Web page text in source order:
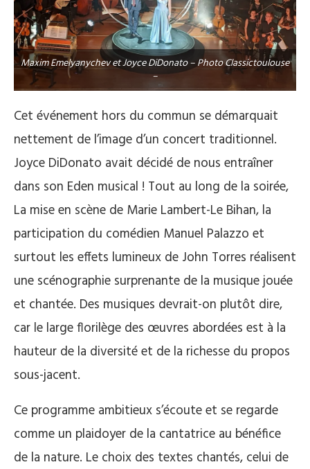
Maxim Emelyanychev et Joyce DiDonato – Photo Classictoulouse
–
Cet événement hors du commun se démarquait
nettement de l’image d’un concert traditionnel.
Joyce DiDonato avait décidé de nous entraîner
dans son Eden musical ! Tout au long de la soirée,
La mise en scène de Marie Lambert-Le Bihan, la
participation du comédien Manuel Palazzo et
surtout les effets lumineux de John Torres réalisent
une scénographie surprenante de la musique jouée
et chantée. Des musiques devrait-on plutôt dire,
car le large florilège des œuvres abordées est à la
hauteur de la diversité et de la richesse du propos
sous-jacent.
Ce programme ambitieux s’écoute et se regarde
comme un plaidoyer de la cantatrice au bénéfice
de la nature. Le choix des textes chantés, celui de